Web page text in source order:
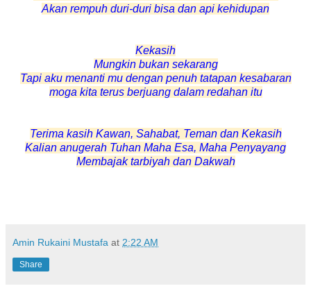
Akan rempuh duri-duri bisa dan api kehidupan
Kekasih
Mungkin bukan sekarang
Tapi aku menanti mu dengan penuh tatapan kesabaran
moga kita terus berjuang dalam redahan itu
Terima kasih Kawan, Sahabat, Teman dan Kekasih
Kalian anugerah Tuhan Maha Esa, Maha Penyayang
Membajak tarbiyah dan Dakwah
Amin Rukaini Mustafa at 2:22 AM
Share